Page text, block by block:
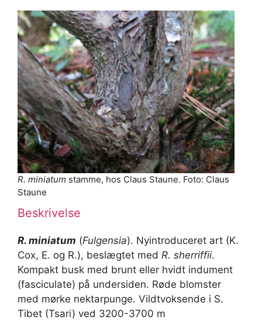
R. miniatum stamme, hos Claus Staune. Foto: Claus
Staune
Beskrivelse
R. miniatum (Fulgensia). Nyintroduceret art (K.
Cox, E. og R.), beslægtet med R. sherriffii.
Kompakt busk med brunt eller hvidt indument
(fasciculate) på undersiden. Røde blomster
med mørke nektarpunge. Vildtvoksende i S.
Tibet (Tsari) ved 3200-3700 m